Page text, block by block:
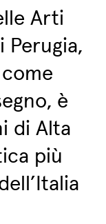
Arti
Perugia,
è
di Alta
più